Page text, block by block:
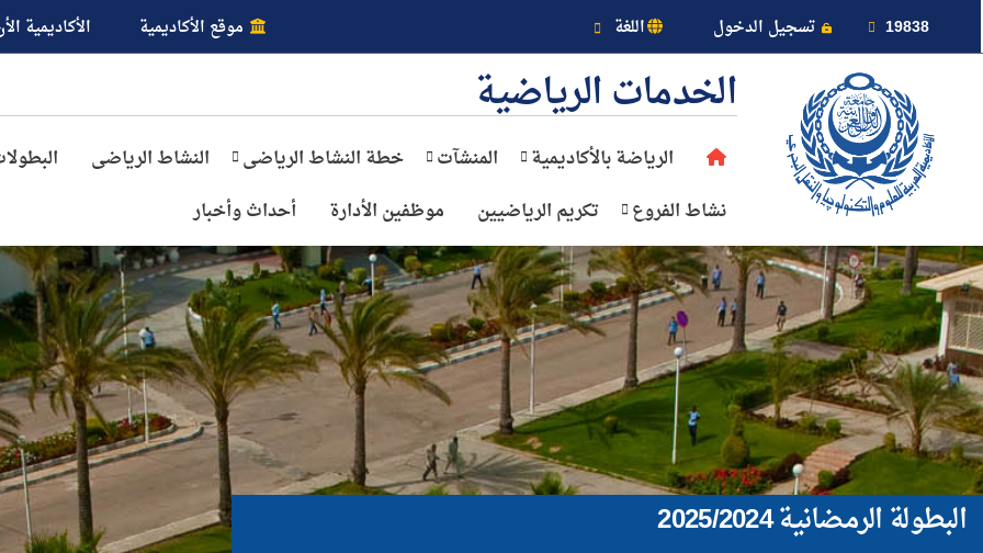
19838 تسجيل الدخول اللغة موقع الأكاديمية الأكاديمية
عن الأكاديمية
النقل البحري
القبول والتسجيل
الدراسات الأكاديمية
طلبة الأكاديمية
البحث العلمي
الخدمات الرياضية
الرياضة بالأكاديمية المنشآت خطة النشاط الرياضى النشاط الرياضى
نشاط الفروع
تكريم الرياضيين موظفين الأدارة أحداث وأخبار
البطولة الرمضانية 2025/2024